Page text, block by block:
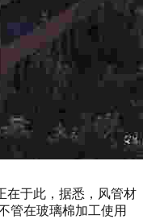
在于此，据悉，风管材
管在玻璃棉加工使用